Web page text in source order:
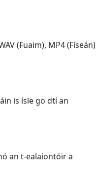
(Fuaim), MP4 (Físeán)
is ísle go dtí an
an t-ealaíontóir a